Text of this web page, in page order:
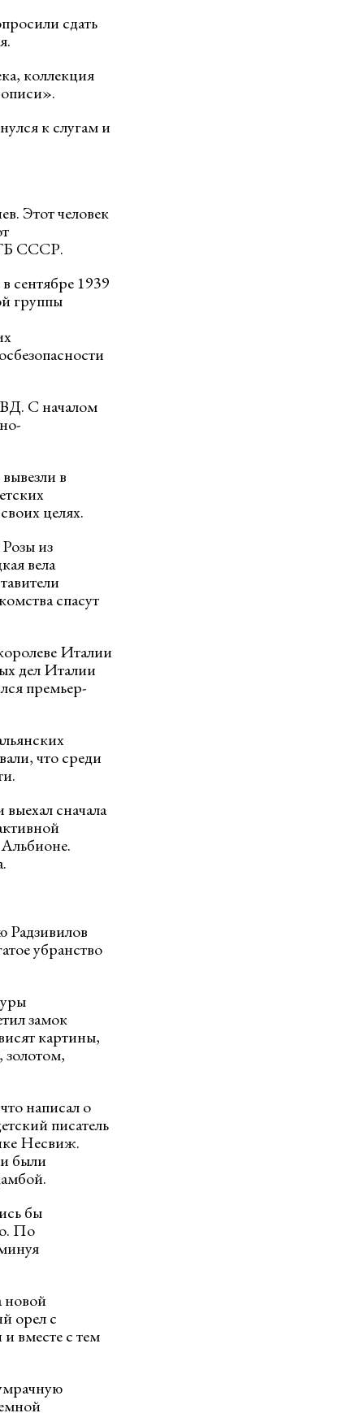
сдать
коллекция
к слугам и
Этот человек
СССР.
сентябре 1939
группы
С началом
в
целях.
из
вела
спасут
Италии
дел Италии
премьер-
что среди
сначала
Радзивилов
убранство
замок
картины,
написал о
писатель
Несвиж.
были
бы
По
новой
орел с
вместе с тем